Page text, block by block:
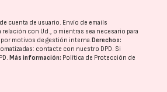
cuenta de usuario. Envío de emails
relación con Ud., o mientras sea necesario para
por motivos de gestión interna.Derechos:
contacte con nuestro DPD. Si
.Más información: Política de Protección de